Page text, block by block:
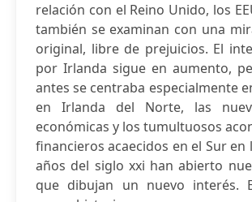
relación con el Reino Unido, los
también se examinan con una
original, libre de prejuicios. El
por Irlanda sigue en aumento,
antes se centraba especialmente
en Irlanda del Norte, las
económicas y los tumultuosos
financieros acaecidos en el Sur
años del siglo xxi han abierto
que dibujan un nuevo interés.